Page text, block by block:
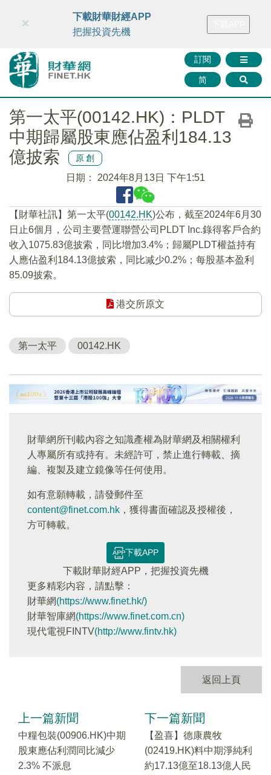
財華智庫網 FINTV FINMETA 財華證券 媒體矩陣
訂閱
简
×
下載財華財經APP
把握投資先機
第一太平(00142.HK)：PLDT
中期歸屬股東應佔盈利184.13
億披索
原創
日期： 2024年8月13日 下午1:51
【財華社訊】第一太平(00142.HK)公布，截至2024年6月30
日止6個月，公司主要營運聯營公司PLDT Inc.錄得客戶合約
收入1075.83億披索，同比增加3.4%；歸屬PLDT權益持有
人應佔盈利184.13億披索，同比减少0.2%；每股基本盈利
85.09披索。
港交所原文
第一太平 00142.HK
財華網所刊載內容之知識產權為財華網及相關權利
人專屬所有或持有。未經許可，禁止進行轉載、摘
編、複製及建立鏡像等任何使用。
如有意願轉載，請發郵件至
content@finet.com.hk ，獲得書面確認及授權後，
方可轉載。
下載APP
下載財華財經APP，把握投資先機
更多精彩内容，請點擊：
財華網(https://www.finet.hk/)
財華智庫網(https://www.finet.com.cn)
現代電視FINTV(http://www.fintv.hk)
返回上頁
上一篇新聞
中糧包裝(00906.HK)中期
股東應佔利潤同比減少
2.3% 不派息
下一篇新聞
【盈喜】德康農牧
(02419.HK)料中期淨純利
約17.13億至18.13億人民